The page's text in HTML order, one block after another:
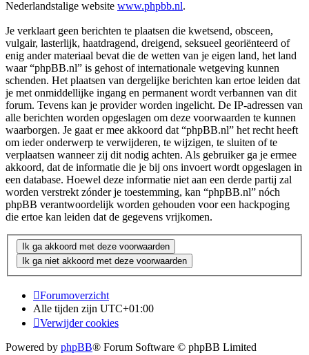
Nederlandstalige website www.phpbb.nl.
Je verklaart geen berichten te plaatsen die kwetsend, obsceen,
vulgair, lasterlijk, haatdragend, dreigend, seksueel georiënteerd of
enig ander materiaal bevat die de wetten van je eigen land, het land
waar “phpBB.nl” is gehost of internationale wetgeving kunnen
schenden. Het plaatsen van dergelijke berichten kan ertoe leiden dat
je met onmiddellijke ingang en permanent wordt verbannen van dit
forum. Tevens kan je provider worden ingelicht. De IP-adressen van
alle berichten worden opgeslagen om deze voorwaarden te kunnen
waarborgen. Je gaat er mee akkoord dat “phpBB.nl” het recht heeft
om ieder onderwerp te verwijderen, te wijzigen, te sluiten of te
verplaatsen wanneer zij dit nodig achten. Als gebruiker ga je ermee
akkoord, dat de informatie die je bij ons invoert wordt opgeslagen in
een database. Hoewel deze informatie niet aan een derde partij zal
worden verstrekt zónder je toestemming, kan “phpBB.nl” nóch
phpBB verantwoordelijk worden gehouden voor een hackpoging
die ertoe kan leiden dat de gegevens vrijkomen.
Forumoverzicht
Alle tijden zijn UTC+01:00
Verwijder cookies
Powered by phpBB® Forum Software © phpBB Limited